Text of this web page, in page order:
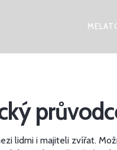
lidmi i majiteli zvířat.